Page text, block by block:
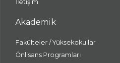
İletişim
Akademik
Fakülteler / Yüksekokullar
Önlisans Programları